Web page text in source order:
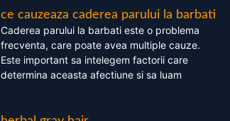
ce cauzeaza caderea parului la barbati
Caderea parului la barbati este o problema
frecventa, care poate avea multiple cauze.
Este important sa intelegem factorii care
determina aceasta afectiune si sa luam